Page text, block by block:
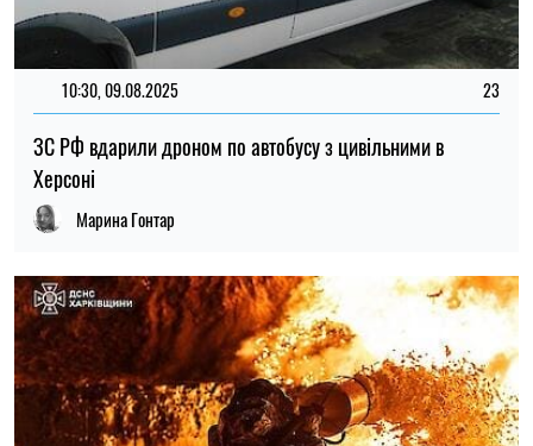
10:30, 09.08.2025 23
ЗС РФ вдарили дроном по автобусу з цивільними в
Херсоні
Марина Гонтар